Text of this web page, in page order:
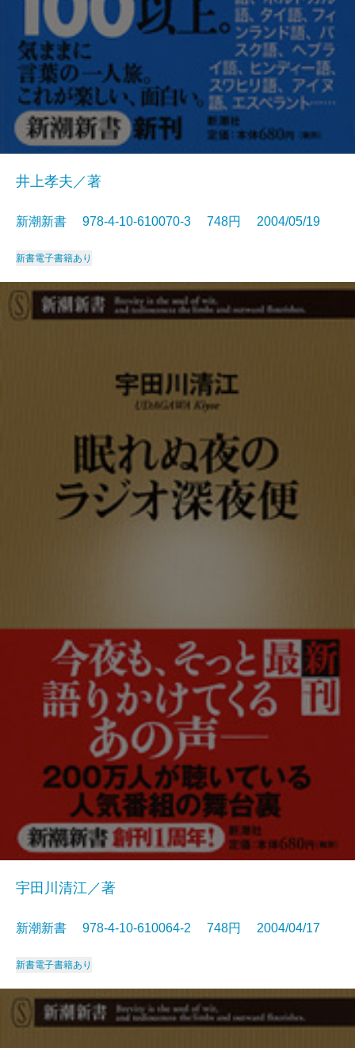
井上孝夫／著
新潮新書 978-4-10-610070-3 748円 2004/05/19
新書電子書籍あり
宇田川清江／著
新潮新書 978-4-10-610064-2 748円 2004/04/17
新書電子書籍あり